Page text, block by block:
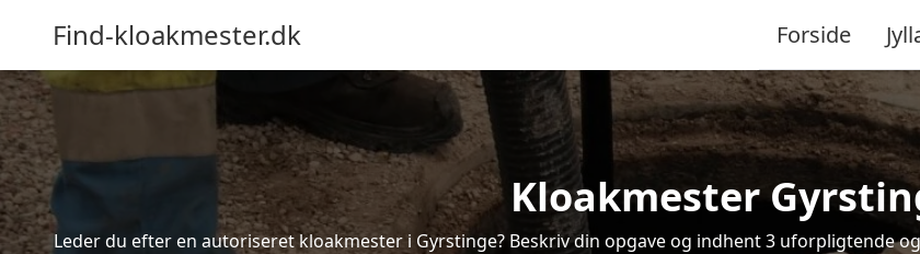
Find-kloakmester.dk Forside
Kloakmester
Leder du efter en autoriseret kloakmester i Gyrstinge? Beskriv din opgave og indhent 3 uforpligtende